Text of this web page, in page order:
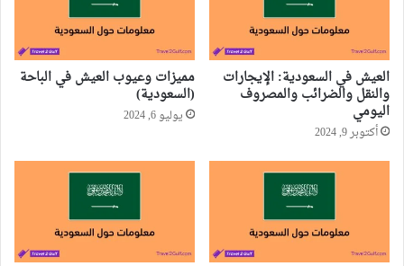
العيش في السعودية: الإيجارات
والنقل والضرائب والمصروف
اليومي
أكتوبر 9, 2024
مميزات وعيوب العيش في الباحة
(السعودية)
يوليو 6, 2024